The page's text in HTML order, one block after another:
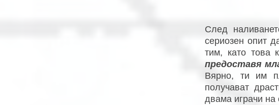
След
сериозен опит
тим, като това
предоставя
Вярно, ти им
получават
двама играчи на